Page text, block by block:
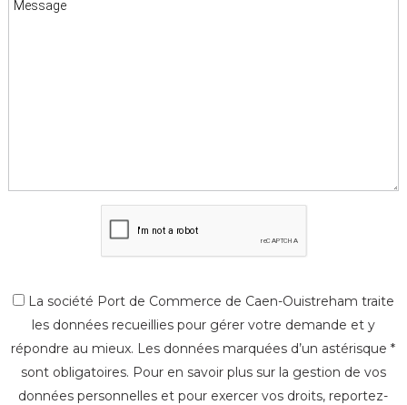
La société Port de Commerce de Caen-Ouistreham traite
les données recueillies pour gérer votre demande et y
répondre au mieux. Les données marquées d’un astérisque *
sont obligatoires. Pour en savoir plus sur la gestion de vos
données personnelles et pour exercer vos droits, reportez-